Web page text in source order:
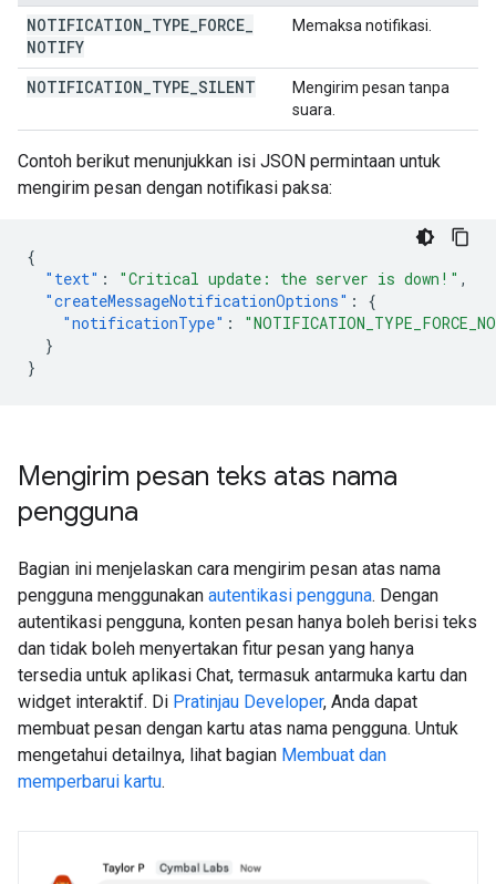
NOTIFICATION TYPE FORCE
NOTIFY
Memaksa notifikasi.
NOTIFICATION TYPE SILENT
Mengirim pesan tanpa
suara.
Contoh berikut menunjukkan isi JSON permintaan untuk
mengirim pesan dengan notifikasi paksa:
{
"text" : "Critical update: the server is down!" ,
"createMessageNotificationOptions" :
{
"notificationType" :
}
}
Mengirim pesan teks atas nama
pengguna
Bagian ini menjelaskan cara mengirim pesan atas nama
pengguna menggunakan autentikasi pengguna. Dengan
autentikasi pengguna, konten pesan hanya boleh berisi teks
dan tidak boleh menyertakan fitur pesan yang hanya
tersedia untuk aplikasi Chat, termasuk antarmuka kartu dan
widget interaktif. Di Pratinjau Developer, Anda dapat
membuat pesan dengan kartu atas nama pengguna. Untuk
mengetahui detailnya, lihat bagian Membuat dan
memperbarui kartu.